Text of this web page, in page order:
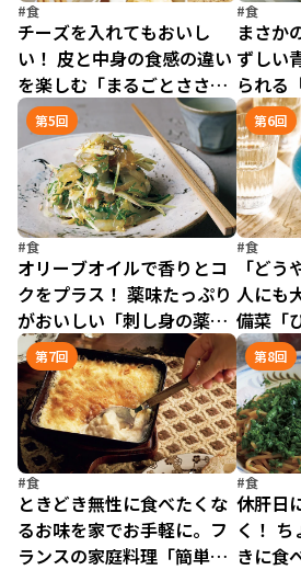
#食
チーズを入れてもおいし
い！ 皮と中身の食感の違い
を楽しむ「まるごとささ身
の春巻き」／47歳、ゆる晩
酌はじめました。（3）
#食
まさか
ずしい
られる
ユッケ
はじめ
第5回
#食
オリーブオイルで香りとコ
クをプラス！ 薬味たっぷり
がおいしい「刺し身の薬味
あえ」／47歳、ゆる晩酌は
じめました。（5）
第6回
#食
「ど
人にも
備菜「
らすサ
晩酌は
第7回
#食
ときどき無性に食べたくな
るお味を家でお手軽に。フ
ランスの家庭料理「簡単ド
第8回
#食
休肝日
く！
きに食